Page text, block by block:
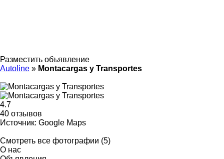
Разместить объявление
Autoline » Montacargas y Transportes
4.7
40 отзывов
Источник: Google Maps
Смотреть все фотографии (5)
О нас